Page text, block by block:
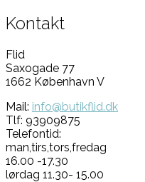
Kontakt
Flid
Saxogade 77
1662 København V
Mail: info@butikflid.dk
Tlf: 93909875
Telefontid:
man,tirs,tors,fredag
16.00 -17.30
lørdag 11.30- 15.00